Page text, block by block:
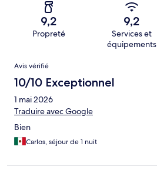
9,2
Propreté
9,2
Services et
équipements
Avis
Avis vérifié
10/10 Exceptionnel
1 mai 2026
Traduire avec Google
Bien
Carlos, séjour de 1 nuit